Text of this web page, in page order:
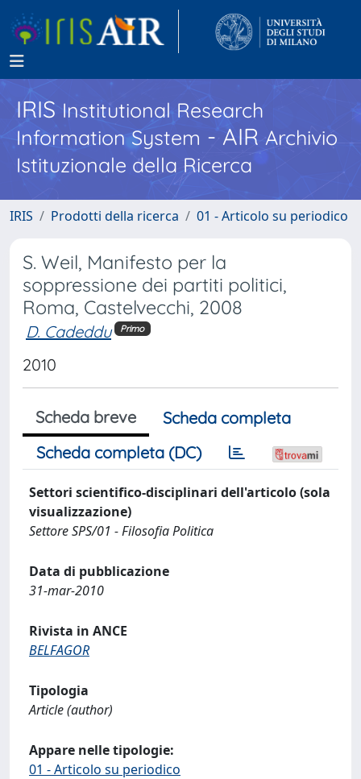
IRISInstitutional Research
Information System - AIR Archivio
Istituzionale della Ricerca
IRIS Prodotti della ricerca 01 - Articolo su periodico
S. Weil, Manifesto per la
soppressione dei partiti politici,
Roma, Castelvecchi, 2008
D. Cadeddu Primo
2010
Scheda breve
Scheda completa
Scheda completa (DC)
Settori scientifico-disciplinari dell'articolo (sola
visualizzazione)
Settore SPS/01 - Filosofia Politica
Data di pubblicazione
31-mar-2010
Rivista in ANCE
BELFAGOR
Tipologia
Article (author)
Appare nelle tipologie:
01 - Articolo su periodico